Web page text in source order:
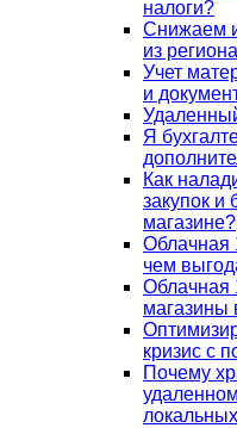
налоги?
Снижаем
из
Учет
и
Я
Как
закупок и
магазине?
Облачная
чем
Облачная
магазины
кризис с
Почему